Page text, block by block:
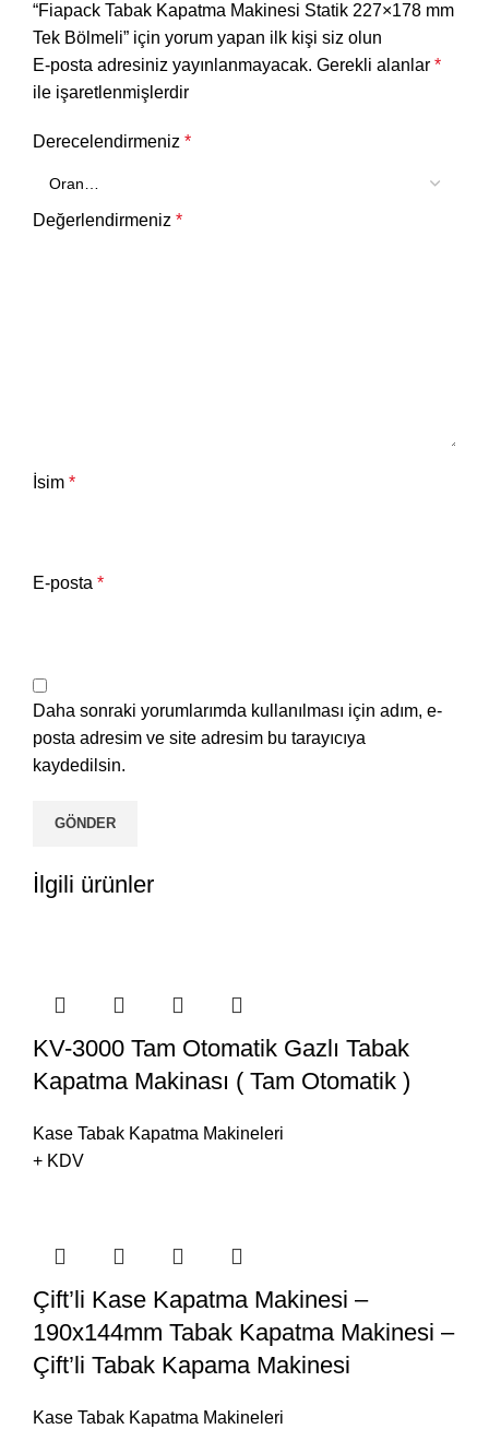
“Fiapack Tabak Kapatma Makinesi Statik 227×178 mm
Tek Bölmeli” için yorum yapan ilk kişi siz olun
E-posta adresiniz yayınlanmayacak. Gerekli alanlar *
ile işaretlenmişlerdir
Derecelendirmeniz *
Değerlendirmeniz *
İsim *
E-posta *
Daha sonraki yorumlarımda kullanılması için adım, e-
posta adresim ve site adresim bu tarayıcıya
kaydedilsin.
İlgili ürünler
KV-3000 Tam Otomatik Gazlı Tabak
Kapatma Makinası ( Tam Otomatik )
Kase Tabak Kapatma Makineleri
+ KDV
Çift’li Kase Kapatma Makinesi –
190x144mm Tabak Kapatma Makinesi –
Çift’li Tabak Kapama Makinesi
Kase Tabak Kapatma Makineleri